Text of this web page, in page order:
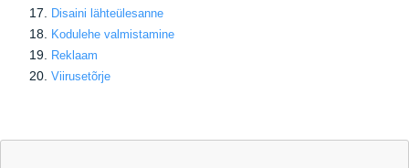
Disaini lähteülesanne
Kodulehe valmistamine
Reklaam
Viirusetõrje